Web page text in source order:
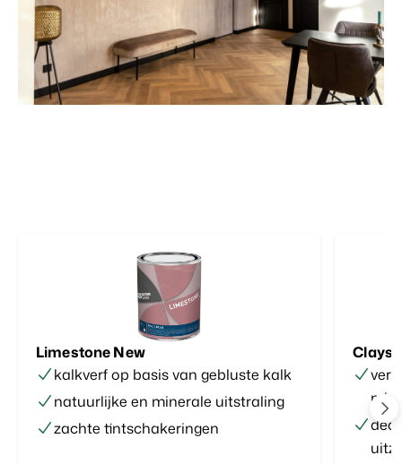
Limestone New
kalkverf op basis van gebluste kalk
natuurlijke en minerale uitstraling
zachte tintschakeringen